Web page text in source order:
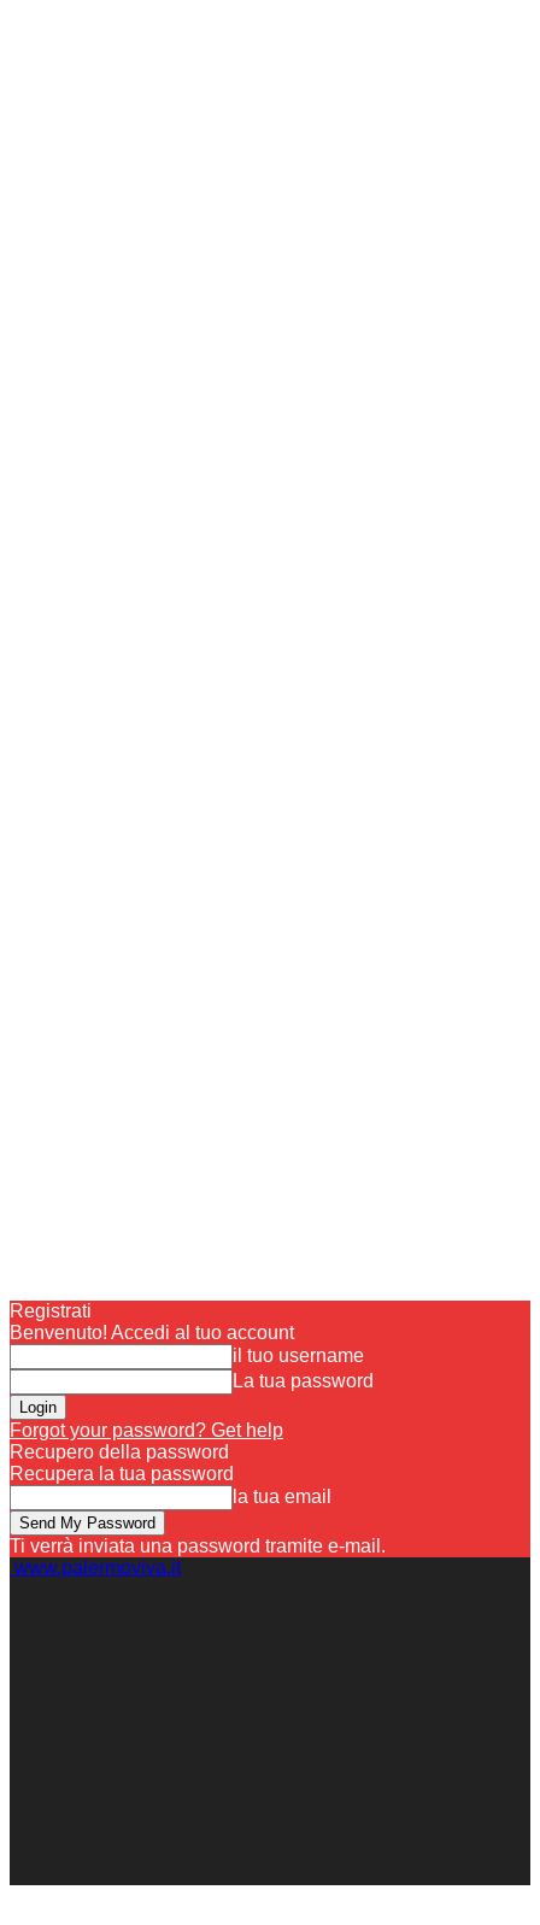
Registrati
Benvenuto! Accedi al tuo account
il tuo username
La tua password
Forgot your password? Get help
Recupero della password
Recupera la tua password
la tua email
Ti verrà inviata una password tramite e-mail.
www.palermoviva.it